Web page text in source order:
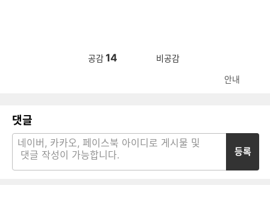
공감 14 비공감
안내
댓글
등록